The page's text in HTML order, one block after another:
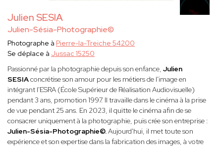
Julien SESIA
Julien-Sésia-Photographie©
Photographe à Pierre-la-Treiche 54200
Se déplace à Jussac 15250
Passionné par la photographie depuis son enfance, Julien
SESIAconcrétise son amour pour les métiers de l'image en
intégrant l'ESRA (École Supérieur de Réalisation Audiovisuelle)
pendant 3 ans, promotion 1997. Il travaille dans le cinéma à la prise
de vue pendant 25 ans. En 2023, il quitte le cinéma afin de se
consacrer uniquement à la photographie, puis crée son entreprise :
Julien-Sésia-Photographie©.Aujourd'hui, il met toute son
expérience et son expertise dans la fabrication des images, à votre